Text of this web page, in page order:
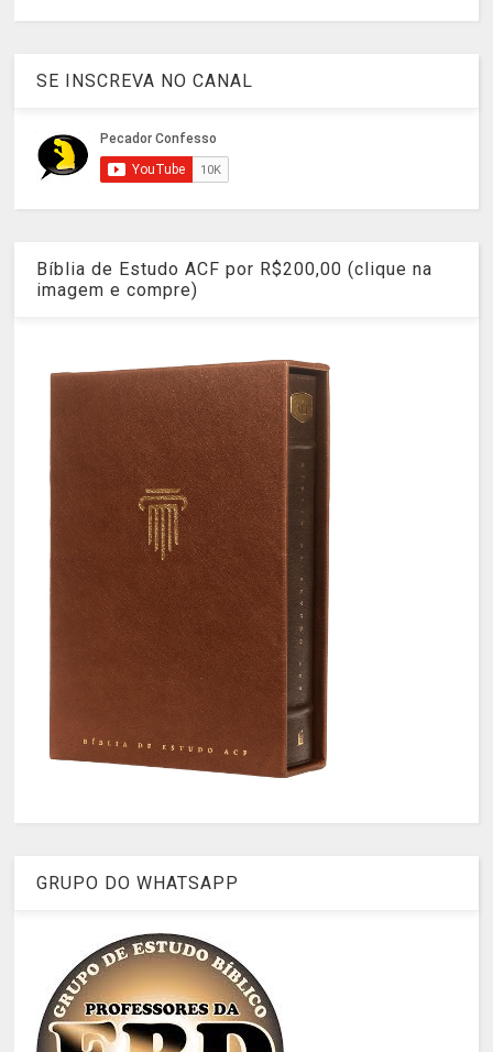
SE INSCREVA NO CANAL
Bíblia de Estudo ACF por R$200,00 (clique na
imagem e compre)
GRUPO DO WHATSAPP